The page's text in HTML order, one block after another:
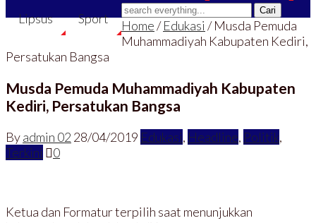
Lipsus Sport Home/Edukasi /Musda Pemuda
Muhammadiyah Kabupaten Kediri,
Persatukan Bangsa
Musda Pemuda Muhammadiyah Kabupaten
Kediri, Persatukan Bangsa
Byadmin 02 28/04/2019 Edukasi, Headline, Politik,
Terkini
0
Ketua dan Formatur terpilih saat menunjukkan